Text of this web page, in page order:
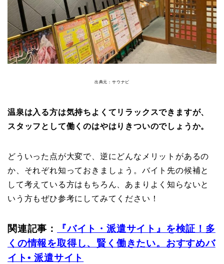
出典元：サウナビ
温泉は入る方は気持ちよくてリラックスできますが、
スタッフとして働くのはやはりきついのでしょうか。
どういった点が大変で、逆にどんなメリットがあるの
か、それぞれ知っておきましょう。バイト先の候補と
して考えている方はもちろん、あまりよく知らないと
いう方もぜひ参考にしてみてください！
関連記事：
『バイト・派遣サイト』を検証！多
くの情報を取得し、賢く働きたい。おすすめバ
イト• 派遣サイト